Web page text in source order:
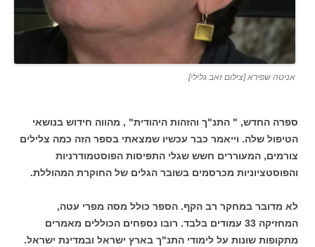
אניטה שפירא [צילום זאב גלילי]
ספרה החדש, " התנ"ך והזהות היהודית" , מהווה חידוש בנושאי
הטיפול שלה. וייאמר כבר עכשיו שמצאתי בספר הזה כמה צלילים
צורמים, המעוררים חשש שגלי התפיסות הפוסטמודרניות
והפוסטציוניות מכרסמים בשובר הגלים של החוקרת המהוללת.
לא מדובר במחקר רב הקף. הספר כולל מסה מפרי עטה,
המחזיקה 33 עמודים בלבד. רובו נספחים הכוללים מאמרים
מתקופות שונות על לימודי התנ"ך בארץ ישראל ובמדינת ישראל.